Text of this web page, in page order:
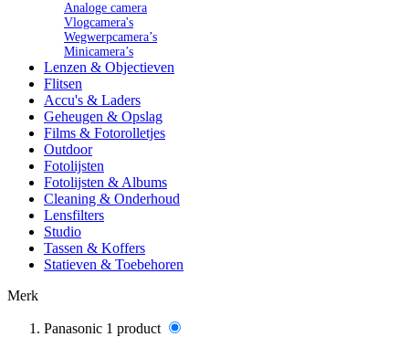
Analoge camera
Vlogcamera's
Wegwerpcamera’s
Minicamera’s
Lenzen & Objectieven
Flitsen
Accu's & Laders
Geheugen & Opslag
Films & Fotorolletjes
Outdoor
Fotolijsten
Fotolijsten & Albums
Cleaning & Onderhoud
Lensfilters
Studio
Tassen & Koffers
Statieven & Toebehoren
Merk
Panasonic 1 product